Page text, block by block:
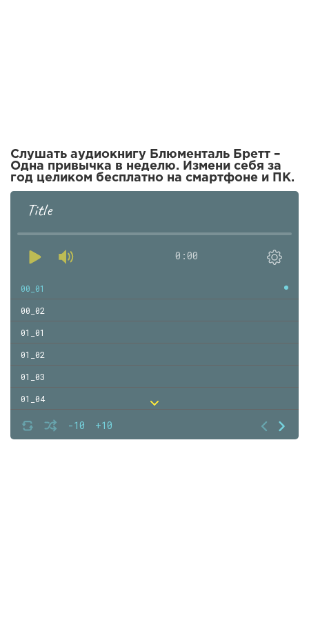
Слушать аудиокнигу Блюменталь Бретт –
Одна привычка в неделю. Измени себя за
год целиком бесплатно на смартфоне и ПК.
Title
0:00
-10 +10
00_01
00_02
01_01
01_02
01_03
01_04
01_05
01_06